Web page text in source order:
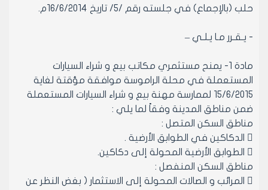
حلب (بالإجماع) في جلسته رقم /5/ تاريخ 16/6/2014م.
- يـقـرر مـا يـلـي –
مادة 1- يمنح مستثمري مكاتب بيع و شراء السيارات
المستعملة في محلة الراموسة موافقة مؤقتة لغاية
15/6/2015 لممارسة مهنة بيع و شراء السيارات المستعملة
ضمن مناطق المدينة وفقاً لما يلي :
مناطق السكن المتصل :
مناطق السكن المنفصل :
 المرائب و الصالات المحولة إلى الاستثمار ( بغض النظر عن